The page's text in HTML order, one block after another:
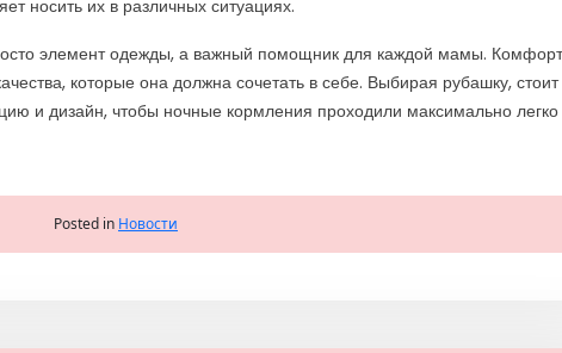
носить их в различных ситуациях.
элемент одежды, а важный помощник для каждой мамы.
которые она должна сочетать в себе. Выбирая рубашку, стоит
и дизайн, чтобы ночные кормления проходили максимально легко
Posted in Новости